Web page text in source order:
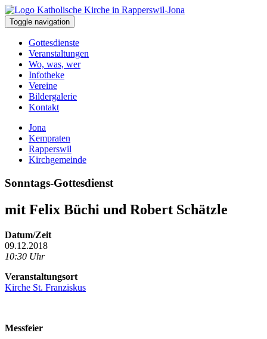
Toggle navigation
Gottesdienste
Veranstaltungen
Wo, was, wer
Infotheke
Vereine
Bildergalerie
Kontakt
Jona
Kempraten
Rapperswil
Kirchgemeinde
Sonntags-Gottesdienst
mit Felix Büchi und Robert Schätzle
Datum/Zeit
09.12.2018
10:30 Uhr
Veranstaltungsort
Kirche St. Franziskus
Messfeier